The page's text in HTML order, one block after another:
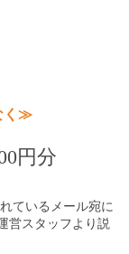
く≫
円分
ているメール宛に
営スタッフより説